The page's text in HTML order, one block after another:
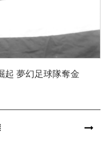
起 夢幻足球隊奪金